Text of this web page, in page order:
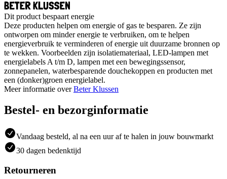
Dit product bespaart energie
Deze producten helpen om energie of gas te besparen. Ze zijn
ontworpen om minder energie te verbruiken, om te helpen
energieverbruik te verminderen of energie uit duurzame bronnen op
te wekken. Voorbeelden zijn isolatiemateriaal, LED-lampen met
energielabels A t/m D, lampen met een bewegingssensor,
zonnepanelen, waterbesparende douchekoppen en producten met
een (donker)groen energielabel.
Meer informatie overBeter Klussen
Bestel- en bezorginformatie
Vandaag besteld, al na een uur af te halen in jouw bouwmarkt
30 dagen bedenktijd
Retourneren